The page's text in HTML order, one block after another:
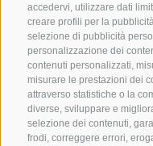
accedervi, utilizzare dati
creare profili per la
selezione di pubblicità
personalizzazione dei
contenuti personalizzati,
misurare le prestazioni dei
attraverso statistiche o la
diverse, sviluppare e
selezione dei contenuti,
frodi, correggere errori,
+39 0472 765325/